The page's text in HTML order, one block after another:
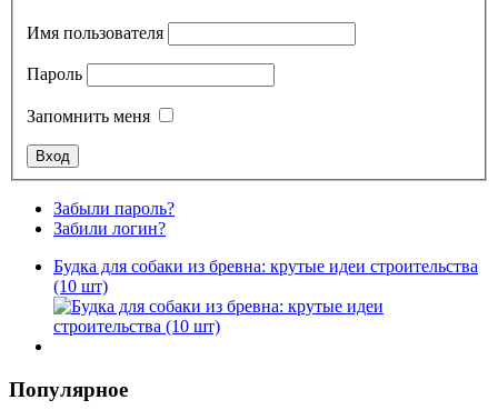
Имя пользователя
Пароль
Запомнить меня
Забыли пароль?
Забили логин?
Будка для собаки из бревна: крутые идеи строительства
(10 шт)
Популярное